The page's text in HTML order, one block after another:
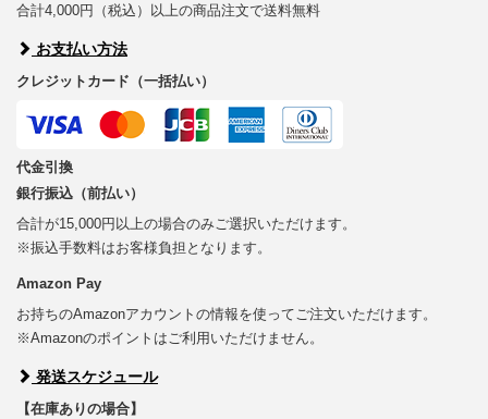
合計4,000円（税込）以上の商品注文で送料無料
お支払い方法
クレジットカード（一括払い）
代金引換
銀行振込（前払い）
合計が15,000円以上の場合のみご選択いただけます。
※振込手数料はお客様負担となります。
Amazon Pay
お持ちのAmazonアカウントの情報を使ってご注文いただけます。
※Amazonのポイントはご利用いただけません。
発送スケジュール
【在庫ありの場合】